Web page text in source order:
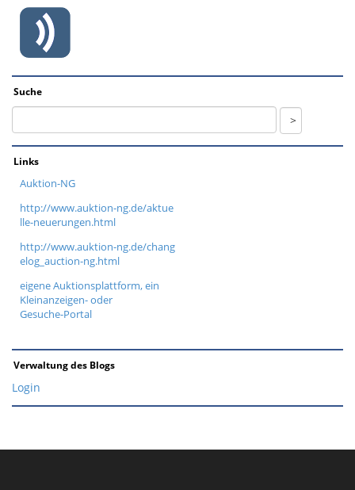
Suche
Links
Auktion-NG
http://www.auktion-ng.de/aktue
lle-neuerungen.html
http://www.auktion-ng.de/chang
elog_auction-ng.html
eigene Auktionsplattform, ein
Kleinanzeigen- oder
Gesuche-Portal
Verwaltung des Blogs
Login